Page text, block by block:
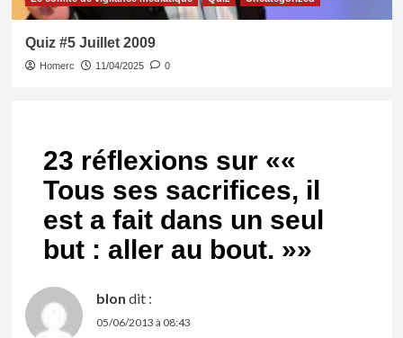
Quiz #5 Juillet 2009
Homerc 11/04/2025 0
23 réflexions sur ««
Tous ses sacrifices, il
est a fait dans un seul
but : aller au bout. »»
blon dit :
05/06/2013 à 08:43